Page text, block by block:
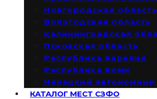
Новгородская область
Вологодская область
Калининградская
Псковская область
Республика Карелия
Республика Коми
Ненецкий автономный
КАТАЛОГ МЕСТ СЗФО